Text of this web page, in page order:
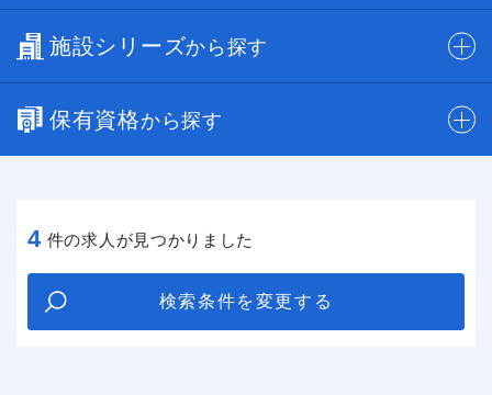
施設シリーズから探す
保有資格から探す
4 件の求人が見つかりました
検索条件を変更する